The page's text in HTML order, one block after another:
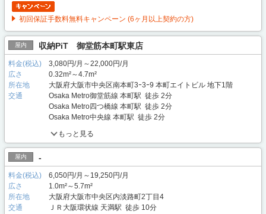
初回保証手数料無料キャンペーン (6ヶ月以上契約の方)
屋内 収納PiT 御堂筋本町駅東店
料金(税込)
3,080円/月～22,000円/月
広さ
0.32m²～4.7m²
所在地
大阪府大阪市中央区南本町3ｰ3ｰ9 本町エイトビル 地下1階
交通
Osaka Metro御堂筋線 本町駅 徒歩 2分
Osaka Metro四つ橋線 本町駅 徒歩 2分
Osaka Metro中央線 本町駅 徒歩 2分
もっと見る
屋内 -
料金(税込)
6,050円/月～19,250円/月
広さ
1.0m²～5.7m²
所在地
大阪府大阪市中央区内淡路町2丁目4
交通
ＪＲ大阪環状線 天満駅 徒歩 10分